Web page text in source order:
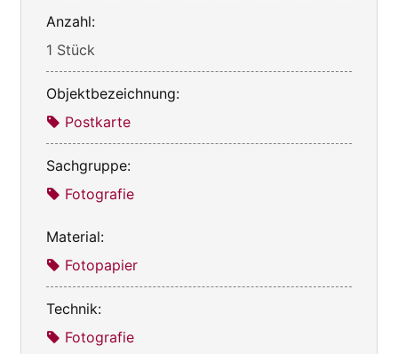
Anzahl:
1 Stück
Objektbezeichnung:
Postkarte
Sachgruppe:
Fotografie
Material:
Fotopapier
Technik:
Fotografie